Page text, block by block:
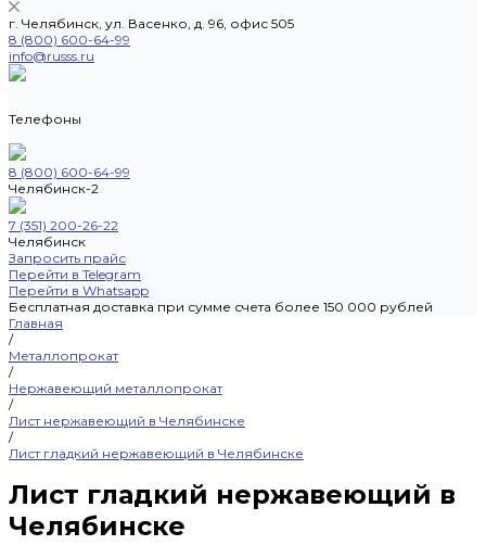
г. Челябинск, ул. Васенко, д. 96, офис 505
8 (800) 600-64-99
info@russs.ru
Телефоны
8 (800) 600-64-99
Челябинск-2
7 (351) 200-26-22
Челябинск
Запросить прайс
Перейти в Telegram
Перейти в Whatsapp
Бесплатная доставка при сумме счета более 150 000 рублей
Главная
/
Металлопрокат
/
Нержавеющий металлопрокат
/
Лист нержавеющий в Челябинске
/
Лист гладкий нержавеющий в Челябинске
Лист гладкий нержавеющий в
Челябинске